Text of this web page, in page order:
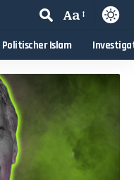
Aa
Politischer Islam